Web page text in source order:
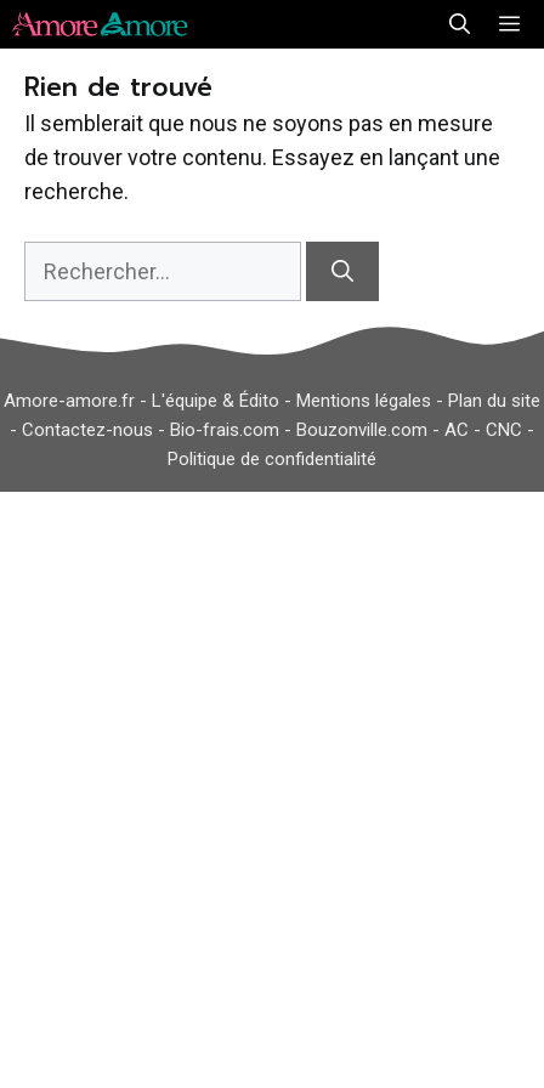
Aller
au
contenu
Rien de trouvé
Il semblerait que nous ne soyons pas en mesure
de trouver votre contenu. Essayez en lançant une
recherche.
Rechercher :
Amore-amore.fr - L'équipe & Édito - Mentions légales - Plan du site
- Contactez-nous - Bio-frais.com - Bouzonville.com - AC - CNC -
Politique de confidentialité